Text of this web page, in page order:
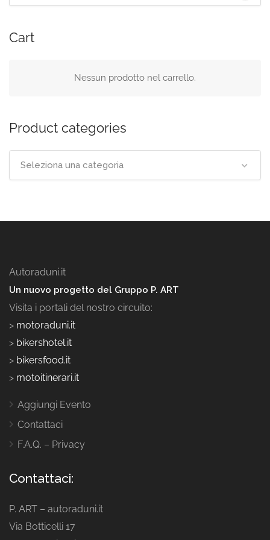
Cart
Nessun prodotto nel carrello.
Product categories
Seleziona una categoria
Autoraduni.it
Un nuovo progetto del Gruppo P. ART
Visita i portali del nostro circuito:
> motoraduni.it
> bikershotel.it
> bikersfood.it
> motoitinerari.it
Aggiungi Evento
Contattaci
F.A.Q. – Privacy
Contattaci:
P. ART – autoraduni.it
Via Botticelli 17